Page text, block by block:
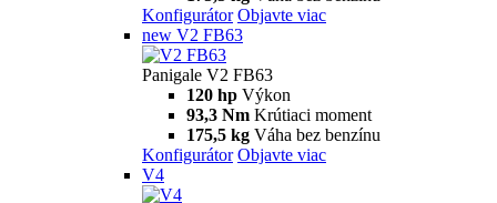
Konfigurátor Objavte viac
new V2 FB63
Panigale V2 FB63
120 hp Výkon
93,3 Nm Krútiaci moment
175,5 kg Váha bez benzínu
Konfigurátor Objavte viac
V4